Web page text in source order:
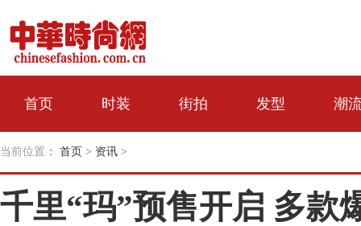
首页 时装 街拍 发型 潮
当前位置 ： 首页 > 资讯 >
千里“玛”预售开启 多款